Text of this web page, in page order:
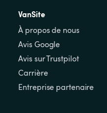
VanSite
À propos de nous
Avis Google
Avis sur Trustpilot
Carrière
Entreprise partenaire